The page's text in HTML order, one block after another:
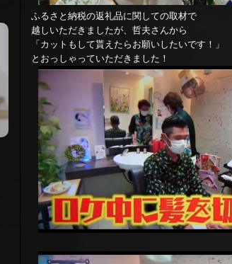
ふるさと納税の返礼品に関しての取材で
越しいただきましたが、哲夫さんから
「カットもして貰えたらお願いしたいです！」
とおっしゃっていただきました！